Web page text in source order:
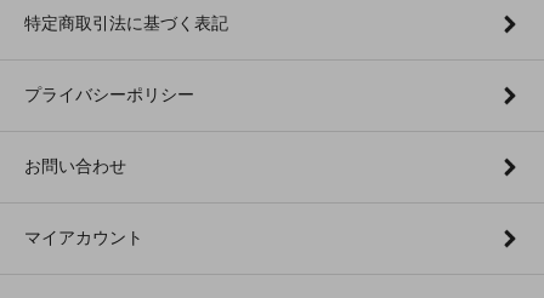
特定商取引法に基づく表記
プライバシーポリシー
お問い合わせ
マイアカウント